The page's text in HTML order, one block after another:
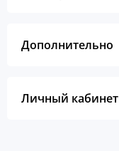
Дополнительно
Личный кабинет